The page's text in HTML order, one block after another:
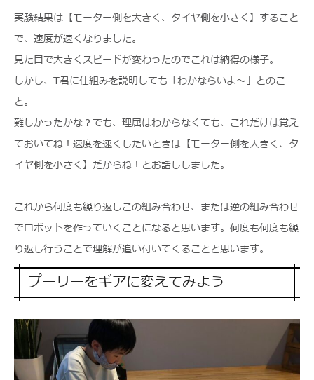
実験結果は【モーター側を大きく、タイヤ側を小さく】すること
で、速度が速くなりました。
見た目で大きくスピードが変わったのでこれは納得の様子。
しかし、T君に仕組みを説明しても「わかならいよ～」とのこ
と。
難しかったかな？でも、理屈はわからなくても、これだけは覚え
ておいてね！速度を速くしたいときは【モーター側を大きく、タ
イヤ側を小さく】だからね！とお話ししました。
これから何度も繰り返しこの組み合わせ、または逆の組み合わせ
でロボットを作っていくことになると思います。何度も何度も繰
り返し行うことで理解が追い付いてくることと思います。
プーリーをギアに変えてみよう